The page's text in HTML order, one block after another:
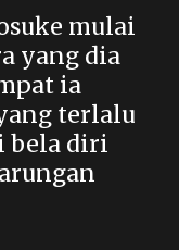
mulai
yang dia
ia
terlalu
bela diri